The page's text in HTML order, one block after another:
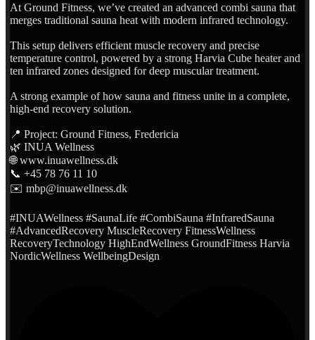
At Ground Fitness, we’ve created an advanced combi sauna that
merges traditional sauna heat with modern infrared technology.
This setup delivers efficient muscle recovery and precise
temperature control, powered by a strong Harvia Cube heater and
ten infrared zones designed for deep muscular treatment.
A strong example of how sauna and fitness unite in a complete,
high-end recovery solution.
📍 Project: Ground Fitness, Fredericia
🌿 INUA Wellness
🌐 www.inuawellness.dk
📞 +45 78 76 11 10
✉️ mbp@inuawellness.dk
#INUAWellness #SaunaLife #CombiSauna #InfraredSauna
#AdvancedRecovery MuscleRecovery FitnessWellness
RecoveryTechnology HighEndWellness GroundFitness Harvia
NordicWellness WellbeingDesign